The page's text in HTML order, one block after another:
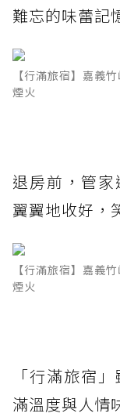
難忘的味蕾記
【行滿旅宿】嘉義
煙火
退房前，管
翼翼地收好，
【行滿旅宿】嘉義
煙火
「行滿旅宿
滿溫度與人情